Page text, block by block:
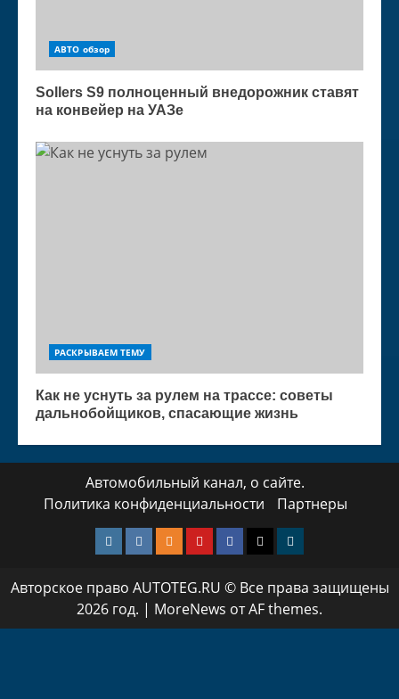
АВТО обзор
Sollers S9 полноценный внедорожник ставят
на конвейер на УАЗе
РАСКРЫВАЕМ ТЕМУ
Как не уснуть за рулем на трассе: советы
дальнобойщиков, спасающие жизнь
Автомобильный канал, о сайте.
Политика конфиденциальности
Партнеры
Instagram
VK Одноклассники
YotubeFacebook
TwitterТелеграмм
Авторское право AUTOTEG.RU © Все права защищены
2026 год. | MoreNews от AF themes.